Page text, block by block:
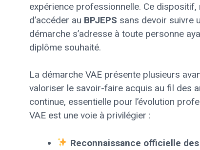
expérience professionnelle. Ce
d’accéder au BPJEPS sans devoir suivre
démarche s’adresse à toute personne
diplôme souhaité.
La démarche VAE présente plusieurs
valoriser le savoir-faire acquis au fil des
continue, essentielle pour l’évolution
VAE est une voie à privilégier :
Reconnaissance officielle